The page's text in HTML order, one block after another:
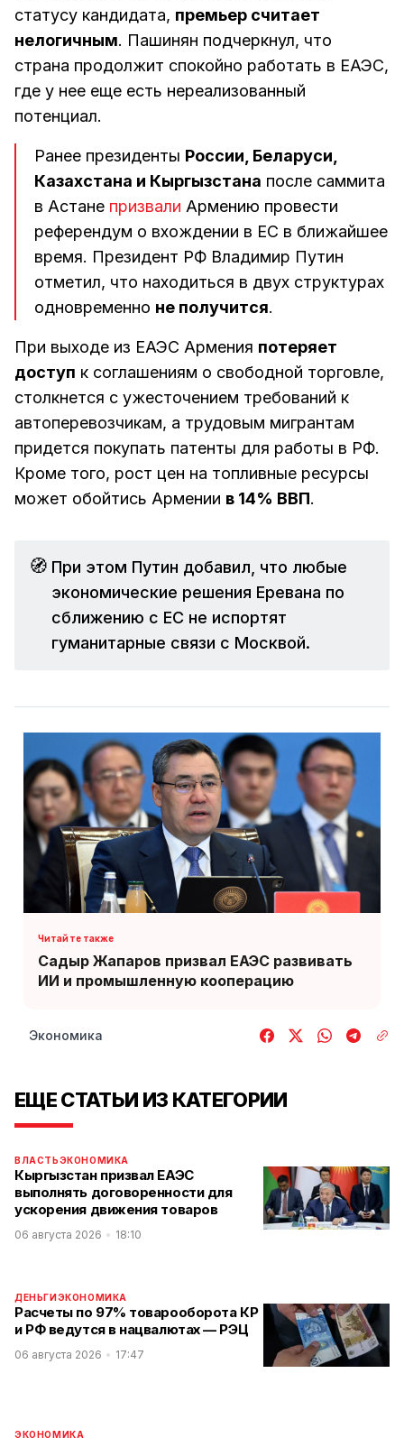
статусу кандидата, премьер считает
нелогичным. Пашинян подчеркнул, что
страна продолжит спокойно работать в ЕАЭС,
где у нее еще есть нереализованный
потенциал.
Ранее президенты России, Беларуси,
Казахстана и Кыргызстана после саммита
в Астане призвали Армению провести
референдум о вхождении в ЕС в ближайшее
время. Президент РФ Владимир Путин
отметил, что находиться в двух структурах
одновременно не получится.
При выходе из ЕАЭС Армения потеряет
доступ к соглашениям о свободной торговле,
столкнется с ужесточением требований к
автоперевозчикам, а трудовым мигрантам
придется покупать патенты для работы в РФ.
Кроме того, рост цен на топливные ресурсы
может обойтись Армении в 14% ВВП.
🧭 При этом Путин добавил, что любые
экономические решения Еревана по
сближению с ЕС не испортят
гуманитарные связи с Москвой.
Садыр Жапаров призвал ЕАЭС развивать
ИИ и промышленную кооперацию
Экономика
ЕЩЕ СТАТЬИ ИЗ КАТЕГОРИИ
ВЛАСТЬЭКОНОМИКА
Кыргызстан призвал ЕАЭС
выполнять договоренности для
ускорения движения товаров
06 августа 2026 18:10
ДЕНЬГИЭКОНОМИКА
Расчеты по 97% товарооборота КР
и РФ ведутся в нацвалютах — РЭЦ
06 августа 2026 17:47
ЭКОНОМИКА